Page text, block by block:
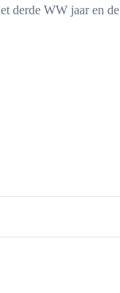
derde WW jaar en de